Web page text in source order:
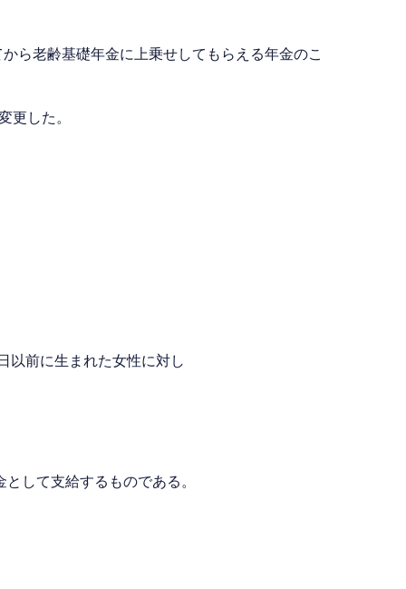
ら老齢基礎年金に上乗せしてもらえる年金のこ
更した。
以前に生まれた女性に対し
して支給するものである。